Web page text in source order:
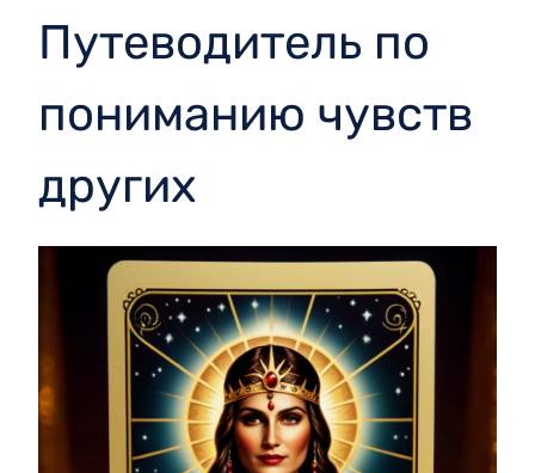
Путеводитель по
пониманию чувств
других